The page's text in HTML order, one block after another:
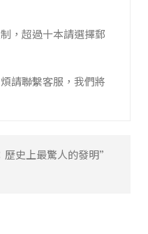
，超過十本請選擇郵
請聯繫客服，我們將
歷史上最驚人的發明”